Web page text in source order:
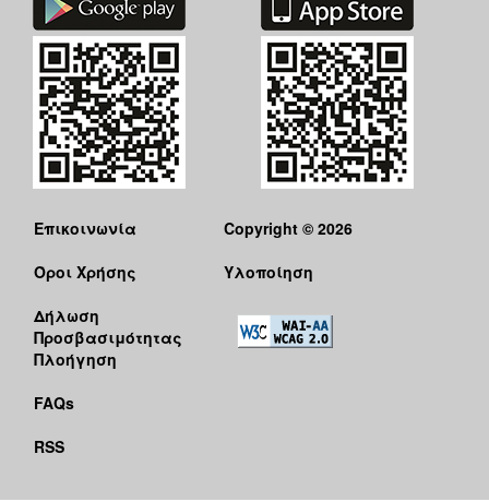
Επικοινωνία
Όροι Χρήσης
Δήλωση
Προσβασιμότητας
Πλοήγηση
FAQs
RSS
Copyright © 2026
Υλοποίηση